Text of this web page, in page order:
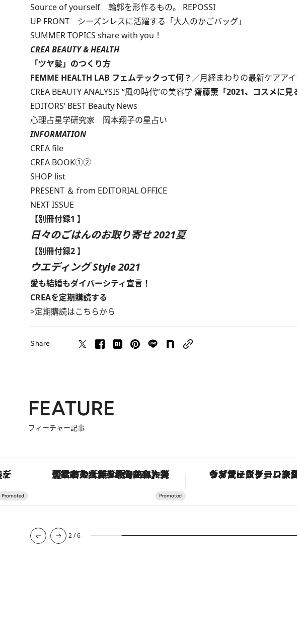
Source of yourself 輪郭を形作るもの。 REPOSSI
UP FRONT シーズンレスに活躍する「大人のかごバッグ」
SUMMER TOPICS share with you！
CREA BEAUTY & HEALTH
「ツヤ髪」のつくり方
FEMME HEALTH LAB フェムテックって何？ ／月経まわりの最新ケアア
CREA BEAUTY ANALYSIS “風の時代”の美容学齋藤薫「2021、コスメに見
EDITORS’ BEST Beauty News
心理占星学研究家 岡本翔子の星占い
INFORMATION
CREA file
CREA BOOK①②
SHOP list
PRESENT ＆ from EDITORIAL OFFICE
NEXT ISSUE
【別冊付録1 】
日々のごはんのお取り寄せ 2021夏
【別冊付録2 】
ウエディング Style 2021
愛も結婚もダイバーシティ宣言！
CREAを定期購読する
>定期購読はこちらから
Share
FEATURE
フィーチャー記事
える。 【銀座で出合う最旬美容】美髪ケアや上質な眠り…セルフケアのアップデートから、特別な名入れギフトまで。大人のための「ReFa GINZA」クルーズ
2/6